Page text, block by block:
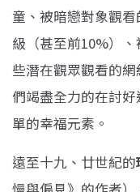
童、被暗戀對象觀
級（甚至前10%）
些潛在觀眾觀看的
們竭盡全力的在討
單的幸福元素。
遠至十九、廿世紀的